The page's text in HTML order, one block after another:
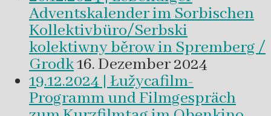
Adventskalender im Sorbischen
Kollektivbüro/Serbski
kolektiwny běrow in Spremberg /
Grodk16. Dezember 2024
19.12.2024 | Łužycafilm-
Programm und Filmgespräch